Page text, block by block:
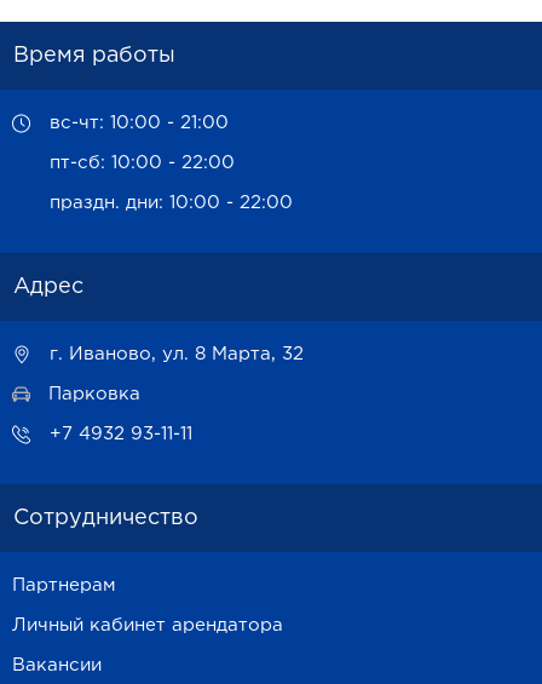
Время работы
вс-чт: 10:00 - 21:00
пт-сб: 10:00 - 22:00
праздн. дни: 10:00 - 22:00
Адрес
г. Иваново, ул. 8 Марта, 32
Парковка
+7 4932 93-11-11
Сотрудничество
Партнерам
Личный кабинет арендатора
Вакансии